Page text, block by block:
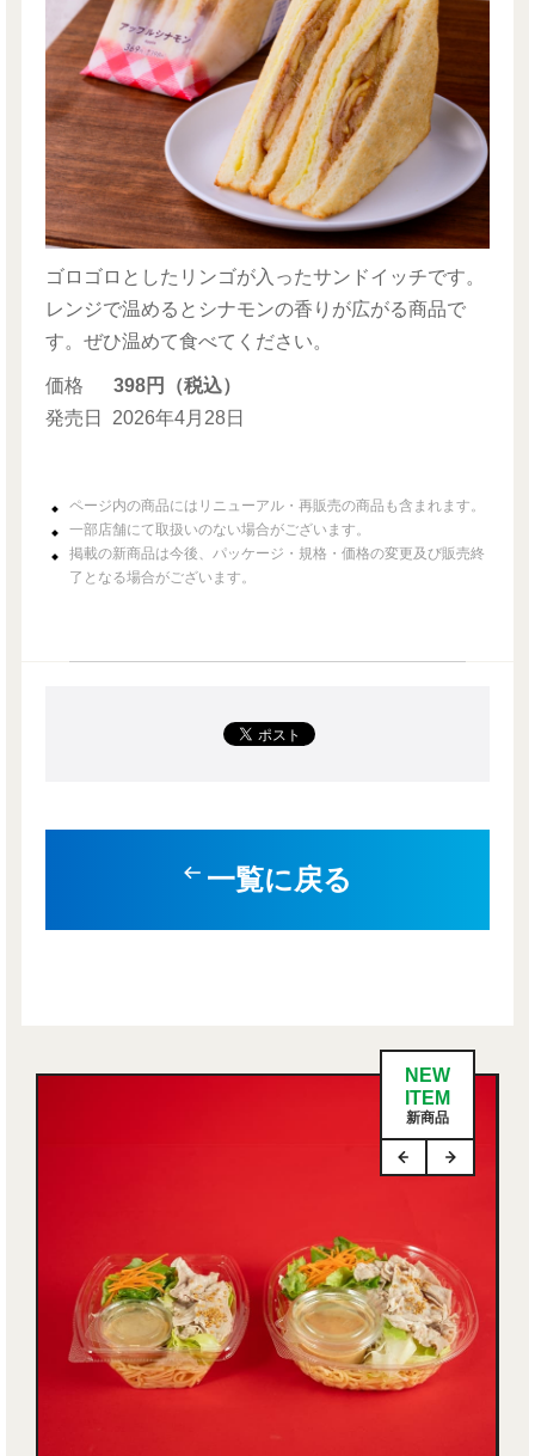
ゴロゴロとしたリンゴが入ったサンドイッチです。
レンジで温めるとシナモンの香りが広がる商品で
す。ぜひ温めて食べてください。
価格
398円（税込）
発売日
2026年4月28日
ページ内の商品にはリニューアル・再販売の商品も含まれます。
一部店舗にて取扱いのない場合がございます。
掲載の新商品は今後、パッケージ・規格・価格の変更及び販売終
了となる場合がございます。
一覧に戻る
NEW
ITEM
新商品